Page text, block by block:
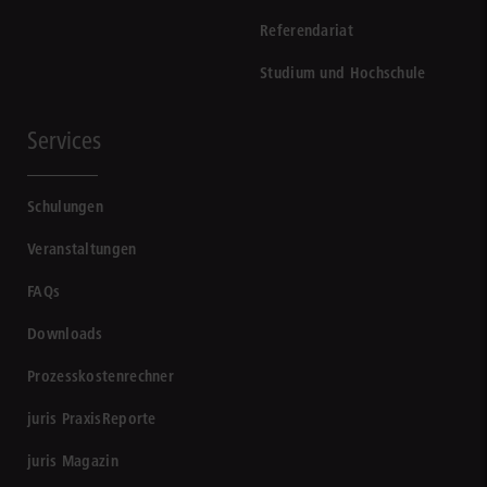
Referendariat
Studium und Hochschule
Services
Schulungen
Veranstaltungen
FAQs
Downloads
Prozesskostenrechner
juris PraxisReporte
juris Magazin